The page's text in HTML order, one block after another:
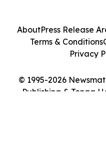
© 1995-2026
Publishing & Tonga
AboutPress Release
Terms & Conditions
Privacy